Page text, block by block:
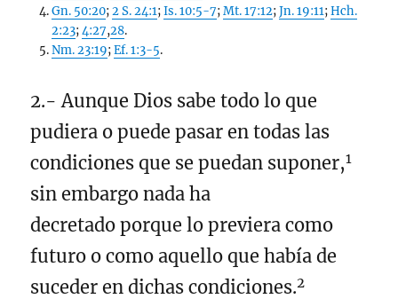
Gn. 50:20;2 S. 24:1;Is. 10:5-7;Mt. 17:12;Jn. 19:11;Hch.
2:23;4:27,28.
Nm. 23:19;Ef. 1:3-5.
2.- Aunque Dios sabe todo lo que
pudiera o puede pasar en todas las
condiciones que se puedan suponer,1
sin embargo nada ha
decretado porque lo previera como
futuro o como aquello que había de
suceder en dichas condiciones.2